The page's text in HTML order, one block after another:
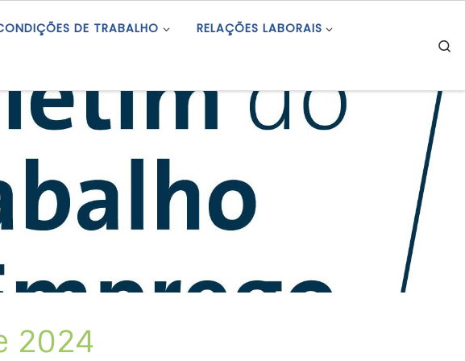
DE TRABALHO RELAÇÕES LABORAIS
2024